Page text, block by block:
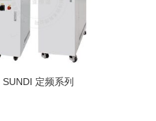
SUNDI 定频系列